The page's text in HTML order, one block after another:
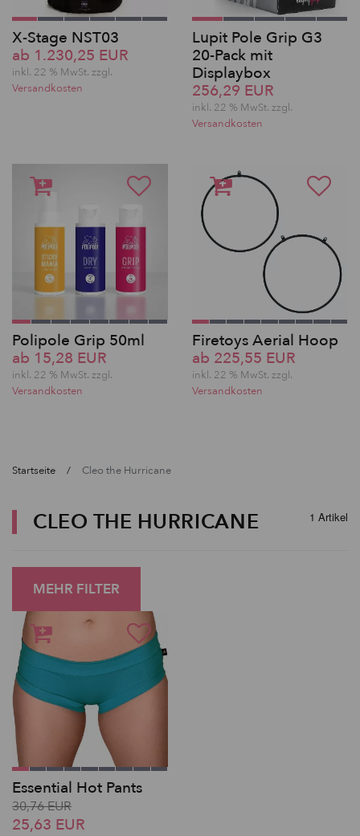
X-Stage NST03
ab 1.230,25 EUR
inkl. 22 % MwSt. zzgl.
Versandkosten
Lupit Pole Grip G3
20-Pack mit
Displaybox
256,29 EUR
inkl. 22 % MwSt. zzgl.
Versandkosten
Polipole Grip 50ml
ab 15,28 EUR
inkl. 22 % MwSt. zzgl.
Versandkosten
Firetoys Aerial Hoop
ab 225,55 EUR
inkl. 22 % MwSt. zzgl.
Versandkosten
Startseite Cleo the Hurricane
CLEO THE HURRICANE 1 Artikel
MEHR FILTER
Essential Hot Pants
30,76 EUR
25,63 EUR